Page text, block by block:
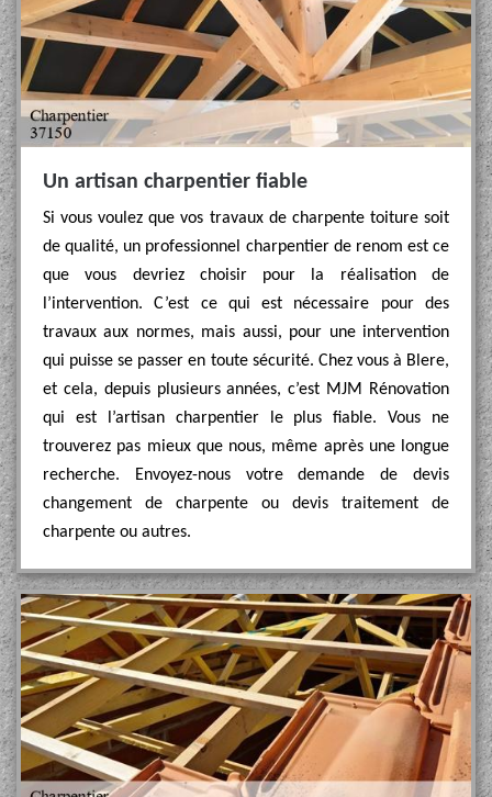
Un artisan charpentier fiable
Si vous voulez que vos travaux de charpente toiture soit
de qualité, un professionnel charpentier de renom est ce
que vous devriez choisir pour la réalisation de
l’intervention. C’est ce qui est nécessaire pour des
travaux aux normes, mais aussi, pour une intervention
qui puisse se passer en toute sécurité. Chez vous à Blere,
et cela, depuis plusieurs années, c’est MJM Rénovation
qui est l’artisan charpentier le plus fiable. Vous ne
trouverez pas mieux que nous, même après une longue
recherche. Envoyez-nous votre demande de devis
changement de charpente ou devis traitement de
charpente ou autres.